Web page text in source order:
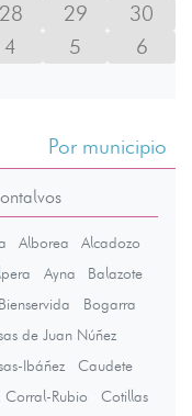
28 29
30
4 5 6
Por municipio
Alborea
Alcadozo
Ayna
Balazote
Bienservida
Bogarra
de Juan Núñez
Ibáñez
Caudete
Corral-Rubio
Cotillas